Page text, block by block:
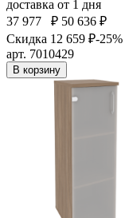
доставка от 1 дня
37 977
₽ 50 636 ₽
Скидка 12 659 ₽-25%
арт. 7010429
В корзину